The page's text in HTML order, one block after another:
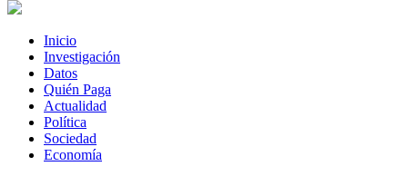
Inicio
Investigación
Datos
Quién Paga
Actualidad
Política
Sociedad
Economía